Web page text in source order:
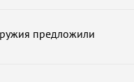
предложили